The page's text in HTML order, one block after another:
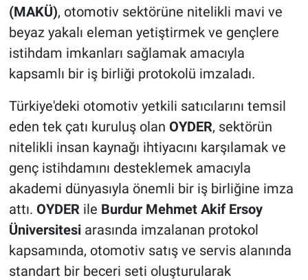
(MAKÜ), otomotiv sektörüne nitelikli mavi ve
beyaz yakalı eleman yetiştirmek ve gençlere
istihdam imkanları sağlamak amacıyla
kapsamlı bir iş birliği protokolü imzaladı.
Türkiye'deki otomotiv yetkili satıcılarını temsil
eden tek çatı kuruluş olan OYDER, sektörün
nitelikli insan kaynağı ihtiyacını karşılamak ve
genç istihdamını desteklemek amacıyla
akademi dünyasıyla önemli bir iş birliğine imza
attı. OYDER ile Burdur Mehmet Akif Ersoy
Üniversitesiarasında imzalanan protokol
kapsamında, otomotiv satış ve servis alanında
standart bir beceri seti oluşturularak